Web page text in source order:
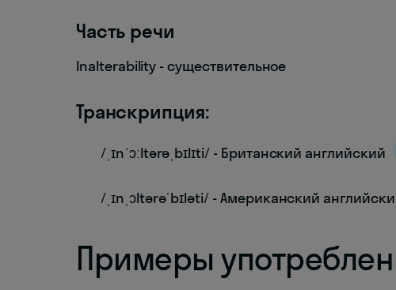
Часть речи
Inalterability - существительное
Транскрипция:
/ˌɪnˈɔːltərəˌbɪlɪti/ - Британский английский
/ˌɪnˌɔltərəˈbɪləti/ - Американский
Примеры